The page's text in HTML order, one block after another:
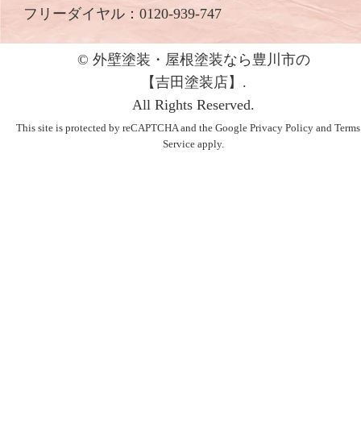
フリーダイヤル： 0120-939-747
© 外壁塗装・屋根塗装なら豊川市の
【吉⽥塗装店】.
All Rights Reserved.
This site is protected by reCAPTCHA and the Google Privacy Policyand
Service apply.